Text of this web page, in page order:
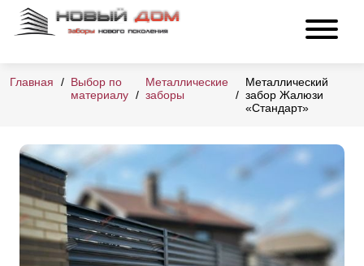
Главная
Выбор по
материалу
Металлические
заборы
Металлический
забор Жалюзи
«Стандарт»